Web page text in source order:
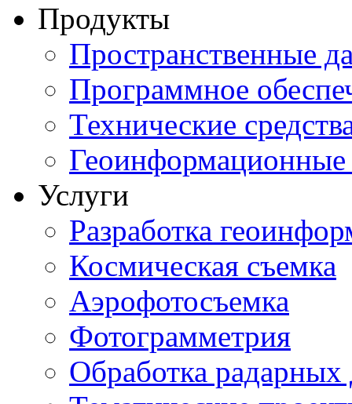
Продукты
Пространственные
Программное
Технические
Геоинформационные
Услуги
Разработка
Космическая съемка
Аэрофотосъемка
Фотограмметрия
Обработка